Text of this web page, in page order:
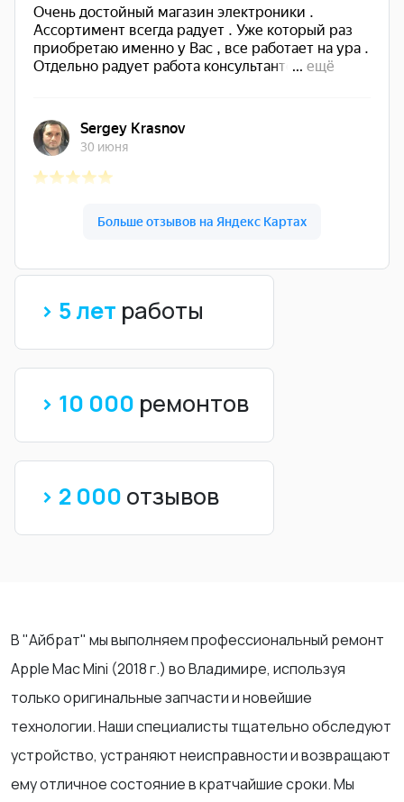
> 5 лет работы
> 10 000 ремонтов
> 2 000 отзывов
В "Айбрат" мы выполняем профессиональный ремонт
Apple Mac Mini (2018 г.) во Владимире, используя
только оригинальные запчасти и новейшие
технологии. Наши специалисты тщательно обследуют
устройство, устраняют неисправности и возвращают
ему отличное состояние в кратчайшие сроки. Мы